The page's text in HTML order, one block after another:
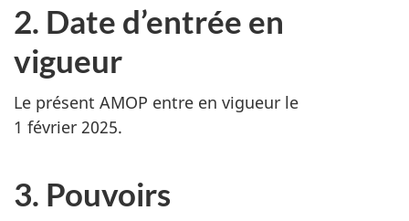
2. Date d’entrée en
vigueur
Le présent AMOP entre en vigueur le
1 février 2025.
3. Pouvoirs